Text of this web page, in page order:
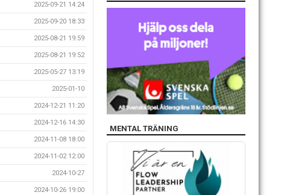
2025-09-21 14:24
2025-09-20 18:33
2025-08-21 19:59
2025-08-21 19:52
2025-05-27 13:19
2025-01-10
2024-12-21 11:20
2024-12-16 14:30
2024-11-08 18:00
2024-11-02 12:00
2024-10-27
2024-10-26 19:00
MENTAL TRÄNING